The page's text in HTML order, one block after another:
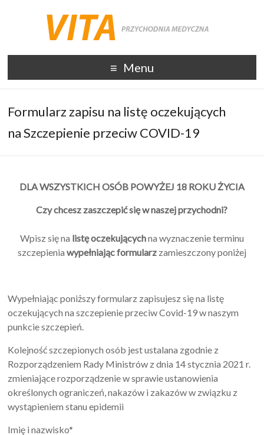
Menu
Formularz zapisu na listę oczekujących
na Szczepienie przeciw COVID-19
DLA WSZYSTKICH OSÓB POWYŻEJ 18 ROKU ŻYCIA
Czy chcesz zaszczepić się w naszej przychodni?
Wpisz się na listę oczekującychna wyznaczenie terminu
szczepienia wypełniając formularzzamieszczony poniżej
Wypełniając poniższy formularz zapisujesz się na listę
oczekujących na szczepienie przeciw Covid-19 w naszym
punkcie szczepień.
Kolejność szczepionych osób jest ustalana zgodnie z
Rozporządzeniem Rady Ministrów z dnia 14 stycznia 2021 r.
zmieniające rozporządzenie w sprawie ustanowienia
określonych ograniczeń, nakazów i zakazów w związku z
wystąpieniem stanu epidemii
Imię i nazwisko*